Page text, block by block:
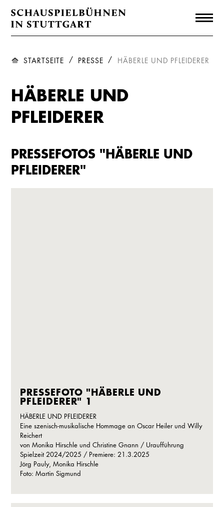
STARTSEITE PRESSE HÄBERLE UND PFLEIDERER
HÄBERLE UND
PFLEIDERER
PRESSEFOTOS "HÄBERLE UND
PFLEIDERER"
PRESSEFOTO "HÄBERLE UND
PFLEIDERER" 1
HÄBERLE UND PFLEIDERER
Eine szenisch-musikalische Hommage an Oscar Heiler und Willy
Reichert
von Monika Hirschle und Christine Gnann / Uraufführung
Spielzeit 2024/2025 / Premiere: 21.3.2025
Jörg Pauly, Monika Hirschle
Foto: Martin Sigmund